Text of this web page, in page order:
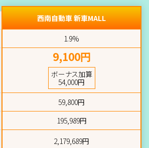
西南自動車 新車MALL
1.9%
9,100円
ボーナス加算
54,000円
59,800円
195,989円
2,179,689円